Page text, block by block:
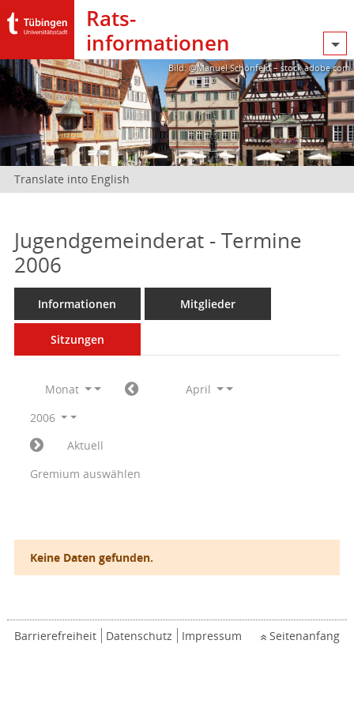
Rats­
informationen
Bild: @Manuel Schönfeld – stock.adobe.com
Translate into English
Jugendgemeinderat - Termine
2006
Informationen Mitglieder
Sitzungen
Monat
April
2006
Aktuell
Gremium auswählen
Keine Daten gefunden.
Barrierefreiheit Datenschutz Impressum Seitenanfang